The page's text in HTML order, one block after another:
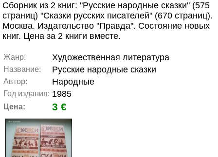
Сборник из 2 книг: "Русские народные сказки" (575
страниц) "Сказки русских писателей" (670 страниц).
Москва. Издательство "Правда". Состояние новых
книг. Цена за 2 книги вместе.
Жанр: Художественная литература
Название: Русские народные сказки
Автор: Народные
Год издания: 1985
Цена: 3 €